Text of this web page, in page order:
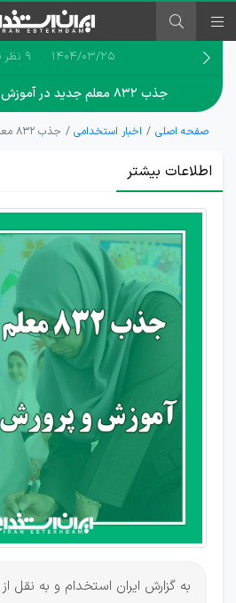
۱۴۰۴/۰۳/۲۵ 9 نظر
جذب ۸۳۲ معلم جدید در آموزش و پرورش مازندران
صفحه اصلی اخبار استخدامی جذب ۸۳۲ معلم جدید در آموزش و پرورش مازندران
اطلاعات بیشتر
سهمیه
مازندران
در آزمون
استخدام
آموزش
سال
1404
به گزارش ایران استخدام و به نقل از